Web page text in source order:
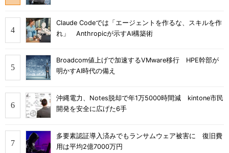
Claude Codeでは「エージェントを作るな、スキルを作
れ」 Anthropicが示すAI構築術
Broadcom値上げで加速するVMware移行 HPE幹部が
明かすAI時代の備え
沖縄電力、Notes脱却で年1万5000時間減 kintone市民
開発を安全に広げた6手
多要素認証導入済みでもランサムウェア被害に 復旧費
用は平均2億7000万円